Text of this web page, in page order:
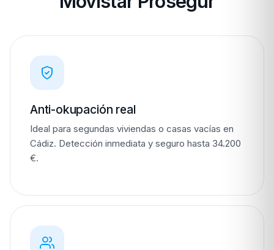
Anti-okupación real
Ideal para segundas viviendas o casas vacías en
Cádiz. Detección inmediata y seguro hasta 34.200
€.